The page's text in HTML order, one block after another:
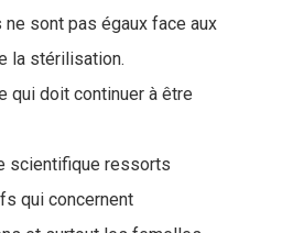
sont pas égaux face aux
la stérilisation.
qui doit continuer à être
scientifique ressorts
qui concernent